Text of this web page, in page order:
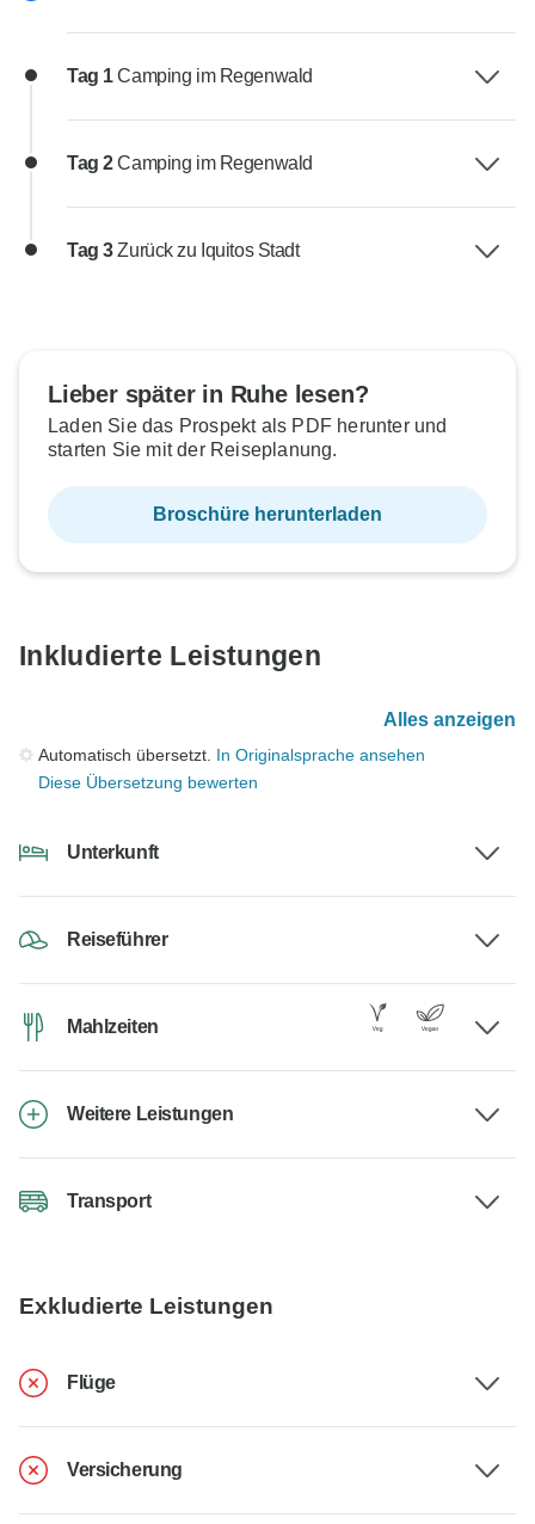
Tag 1Camping im Regenwald
Tag 2Camping im Regenwald
Tag 3Zurück zu Iquitos Stadt
Lieber später in Ruhe lesen?
Laden Sie das Prospekt als PDF herunter und
starten Sie mit der Reiseplanung.
Broschüre herunterladen
Inkludierte Leistungen
Alles anzeigen
Automatisch übersetzt. In Originalsprache ansehen
Diese Übersetzung bewerten
Unterkunft
Reiseführer
Mahlzeiten
Weitere Leistungen
Transport
Exkludierte Leistungen
Flüge
Versicherung